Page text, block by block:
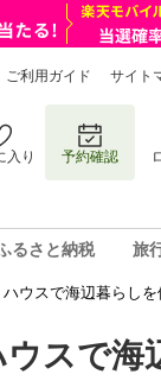
ご利用ガイド サイト
入り 予約確認
るさと納税 旅
ウスで海辺暮らし
スで海